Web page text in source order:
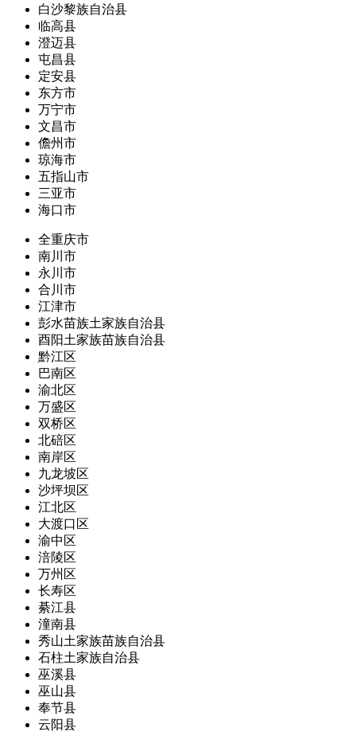
白沙黎族自治县
临高县
澄迈县
屯昌县
定安县
东方市
万宁市
文昌市
儋州市
琼海市
五指山市
三亚市
海口市
全重庆市
南川市
永川市
合川市
江津市
彭水苗族土家族自治县
酉阳土家族苗族自治县
黔江区
巴南区
渝北区
万盛区
双桥区
北碚区
南岸区
九龙坡区
沙坪坝区
江北区
大渡口区
渝中区
涪陵区
万州区
长寿区
綦江县
潼南县
秀山土家族苗族自治县
石柱土家族自治县
巫溪县
巫山县
奉节县
云阳县